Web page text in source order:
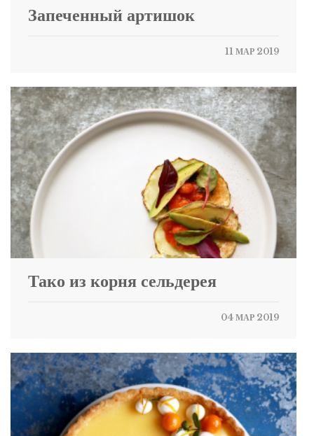
Запеченный артишок
11 МАР 2019
Тако из корня сельдерея
04 МАР 2019